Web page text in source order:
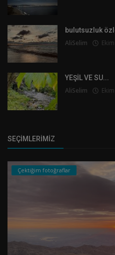
bulutsuzluk
AliSelim
YEŞİL VE SU...
AliSelim
SEÇIMLERIMIZ
Çektiğim fotoğraflar